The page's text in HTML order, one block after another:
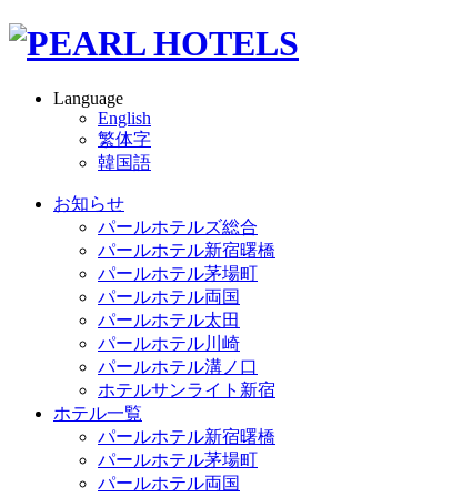
Language
English
繁体字
韓国語
お知らせ
パールホテルズ総合
パールホテル新宿曙橋
パールホテル茅場町
パールホテル両国
パールホテル太田
パールホテル川崎
パールホテル溝ノ口
ホテルサンライト新宿
ホテル一覧
パールホテル新宿曙橋
パールホテル茅場町
パールホテル両国